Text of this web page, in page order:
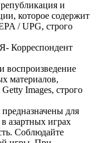
и
которое содержит
/ UPG, строго
Корреспондент
воспроизведение
материалов,
Images, строго
для
азартных играх
Соблюдайте